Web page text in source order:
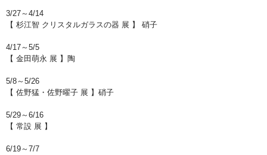
3/27～4/14
【 杉江智 クリスタルガラスの器 展 】 硝子
4/17～5/5
【 金田萌永 展 】陶
5/8～5/26
【 佐野猛・佐野曜子 展 】硝子
5/29～6/16
【 常設 展 】
6/19～7/7